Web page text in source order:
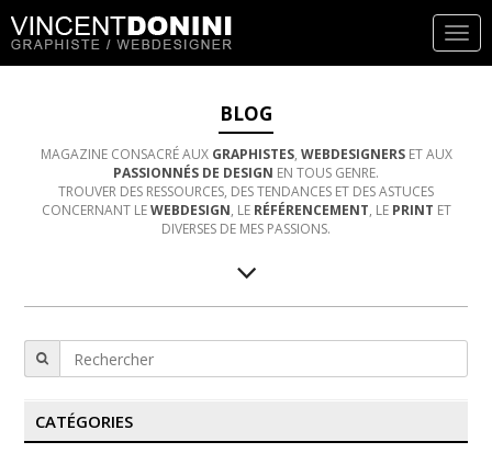
BLOG
MAGAZINE CONSACRÉ AUX GRAPHISTES, WEBDESIGNERSET AUX
PASSIONNÉS DE DESIGN EN TOUS GENRE.
TROUVER DES RESSOURCES, DES TENDANCES ET DES ASTUCES
CONCERNANT LEWEBDESIGN, LE RÉFÉRENCEMENT, LE PRINT ET
DIVERSES DE MES PASSIONS.
CATÉGORIES